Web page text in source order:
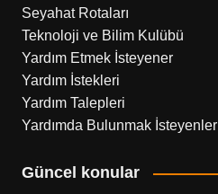
Seyahat Rotaları
Teknoloji ve Bilim Kulübü
Yardım Etmek İsteyener
Yardım İstekleri
Yardım Talepleri
Yardımda Bulunmak İsteyenler
Güncel konular